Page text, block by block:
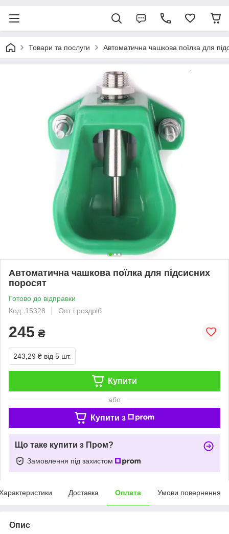
Товари та послуги Автоматична чашкова поїлка для
Автоматична чашкова поїлка для підсисних
поросят
Готово до відправки
Код: 15328
Опт і роздріб
245 ₴
243,29 ₴ від 5 шт.
Купити
або
Купити з
Що таке купити з Пром?
Замовлення під захистом
Доставка Оплата Умови повернення
Опис